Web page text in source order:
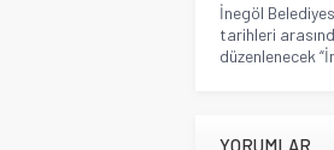
İnegöl
tarihleri
düzenlenecek
YORUMLAR